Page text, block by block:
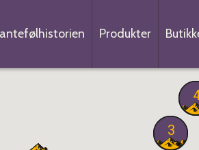
Produkter
3